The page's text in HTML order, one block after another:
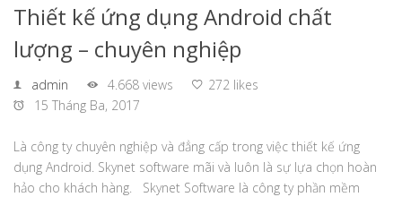
Thiết kế ứng dụng Android chất
lượng – chuyên nghiệp
admin 4.668 views
272 likes
15 Tháng Ba, 2017
Là công ty chuyên nghiệp và đẳng cấp trong việc thiết kế ứng
dụng Android. Skynet software mãi và luôn là sự lựa chọn hoàn
hảo cho khách hàng. Skynet Software là công ty phần mềm